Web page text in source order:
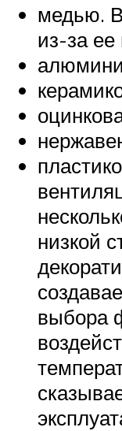
медью.
из-за ее
низкой
выбора